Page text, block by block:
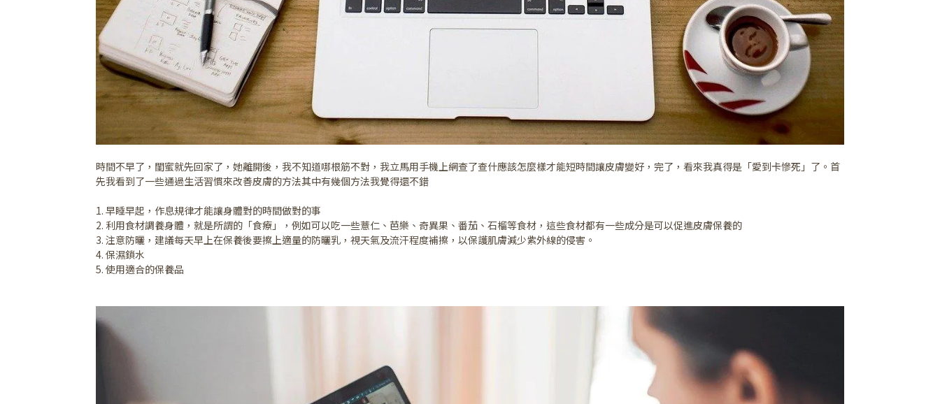
時間不早了，閨蜜就先回家了，她離開後，我不知道哪根筋不對，我立馬用手機上網查了查什應該怎麼樣才能短時間讓皮膚變好，完了，看來我真得是「愛到卡慘死」了。首
先我看到了一些通過生活習慣來改善皮膚的方法其中有幾個方法我覺得還不錯
1. 早睡早起，作息規律才能讓身體對的時間做對的事
2. 利用食材調養身體，就是所謂的「食療」，例如可以吃一些薏仁、芭樂、奇異果、番茄、石榴等食材，這些食材都有一些成分是可以促進皮膚保養的
3. 注意防曬，建議每天早上在保養後要擦上適量的防曬乳，視天氣及流汗程度補擦，以保護肌膚減少紫外線的侵害。
4. 保濕鎖水
5. 使用適合的保養品